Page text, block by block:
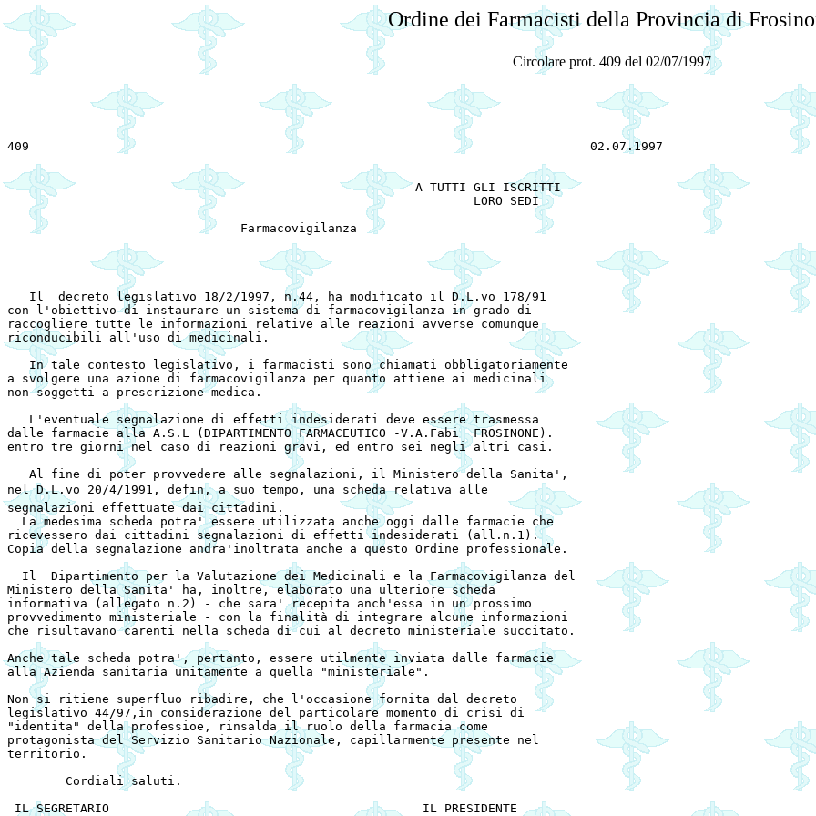
Ordine dei Farmacisti della Provincia di
Circolare prot. 409 del 02/07/1997
409                                                                             02.07.1997
							A TUTTI GLI ISCRITTI
								LORO SEDI
				Farmacovigilanza
   Il  decreto legislativo 18/2/1997, n.44, ha modificato il D.L.vo 178/91
con l'obiettivo di instaurare un sistema di farmacovigilanza in grado di
raccogliere tutte le informazioni relative alle reazioni avverse comunque
riconducibili all'uso di medicinali.
   In tale contesto legislativo, i farmacisti sono chiamati obbligatoriamente
a svolgere una azione di farmacovigilanza per quanto attiene ai medicinali
non soggetti a prescrizione medica.
   L'eventuale segnalazione di effetti indesiderati deve essere trasmessa
dalle farmacie alla A.S.L (DIPARTIMENTO FARMACEUTICO -V.A.Fabi  FROSINONE).
entro tre giorni nel caso di reazioni gravi, ed entro sei negli altri casi.
   Al fine di poter provvedere alle segnalazioni, il Ministero della Sanita',
nel D.L.vo 20/4/1991, defin, a suo tempo, una scheda relativa alle
segnalazioni effettuate dai cittadini.
  La medesima scheda potra' essere utilizzata anche oggi dalle farmacie che
ricevessero dai cittadini segnalazioni di effetti indesiderati (all.n.1).
Copia della segnalazione andra'inoltrata anche a questo Ordine professionale.
  Il  Dipartimento per la Valutazione dei Medicinali e la Farmacovigilanza del
Ministero della Sanita' ha, inoltre, elaborato una ulteriore scheda
informativa (allegato n.2) - che sara' recepita anch'essa in un prossimo
provvedimento ministeriale - con la finalità di integrare alcune informazioni
che risultavano carenti nella scheda di cui al decreto ministeriale succitato.
Anche tale scheda potra', pertanto, essere utilmente inviata dalle farmacie
alla Azienda sanitaria unitamente a quella "ministeriale".
Non si ritiene superfluo ribadire, che l'occasione fornita dal decreto
legislativo 44/97,in considerazione del particolare momento di crisi di
"identita" della professioe, rinsalda il ruolo della farmacia come
protagonista del Servizio Sanitario Nazionale, capillarmente presente nel
territorio.
IL SEGRETARIO                                           IL PRESIDENTE